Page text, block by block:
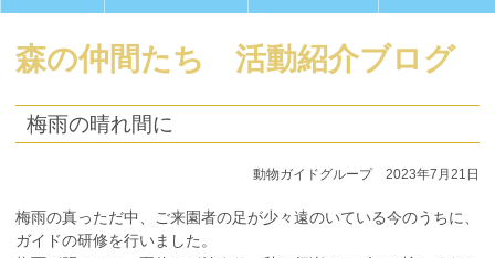
森の仲間たち 活動紹介ブログ
梅雨の晴れ間に
動物ガイドグループ 2023年7月21日
梅雨の真っただ中、ご来園者の足が少々遠のいている今のうちに、
ガイドの研修を行いました。